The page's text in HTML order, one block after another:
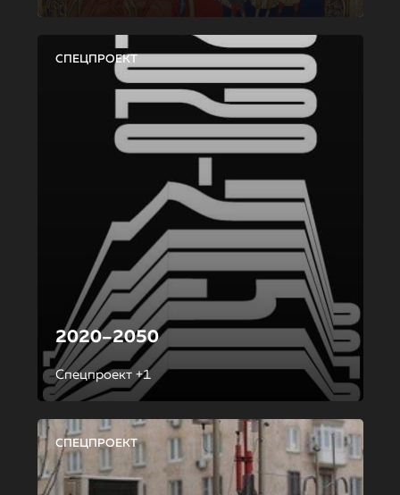
СПЕЦПРОЕКТ
2020–2050
Спецпроект +1
СПЕЦПРОЕКТ